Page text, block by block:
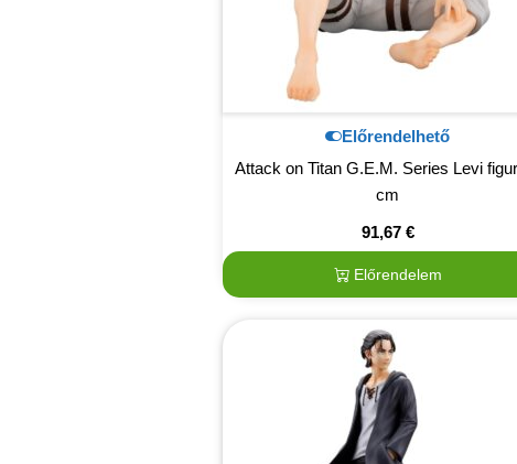
Előrendelhető
Attack on Titan G.E.M. Series Levi
cm
91,67 €
Előrendelem